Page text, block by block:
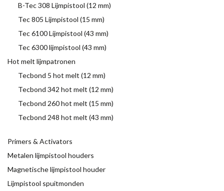
B-Tec 308 Lijmpistool (12 mm)
Tec 805 Lijmpistool (15 mm)
Tec 6100 Lijmpistool (43 mm)
Tec 6300 lijmpistool (43 mm)
Hot melt lijmpatronen
Tecbond 5 hot melt (12 mm)
Tecbond 342 hot melt (12 mm)
Tecbond 260 hot melt (15 mm)
Tecbond 248 hot melt (43 mm)
Primers & Activators
Metalen lijmpistool houders
Magnetische lijmpistool houder
Lijmpistool spuitmonden